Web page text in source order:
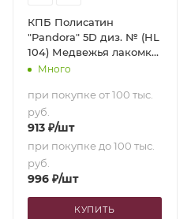
КПБ Полисатин
"Pandora" 5D диз. № (HL
104) Медвежья лакомка
(2,0-сп. с
Много
при покупке от 100 тыс.
руб.
913 ₽/шт
при покупке до 100 тыс.
руб.
996 ₽/шт
КУПИТЬ